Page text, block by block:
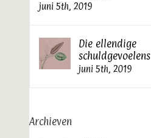
juni 5th, 2019
Die ellendige
schuldgevoelens
juni 5th, 2019
Archieven